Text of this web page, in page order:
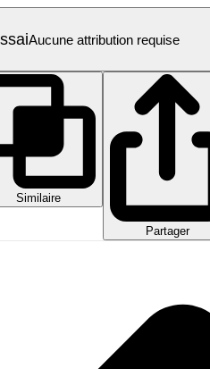
Aucune attribution requise
Similaire
Partager